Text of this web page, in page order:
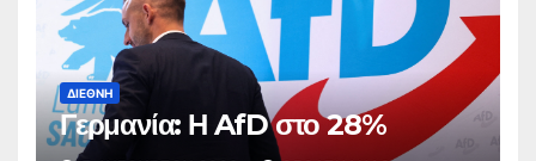
ΔΙΕΘΝΉ
Γερμανία: Η AfD στο 28%